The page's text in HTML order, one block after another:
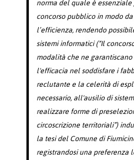
norma del quale è
concorso pubblico in modo
l’efficienza, rendendo
sistemi informatici (“Il
modalità che ne
l'efficacia nel soddisfare i
reclutante e la celerità di
necessario, all'ausilio di
realizzare forme di
circoscrizione territoriali”)
la tesi del Comune di
registrandosi una preferenza